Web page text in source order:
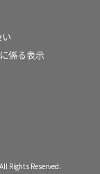
係る表示
Rights Reserved.